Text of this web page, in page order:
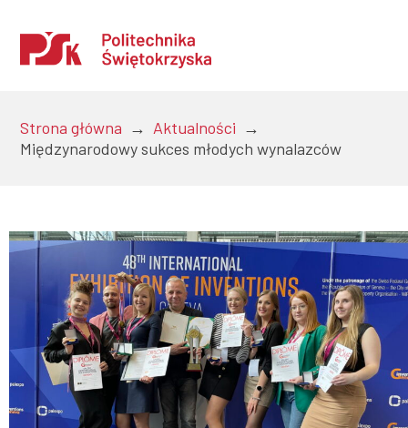
Strona główna → Aktualności →
Międzynarodowy sukces młodych wynalazców
Kandydaci
Studenci